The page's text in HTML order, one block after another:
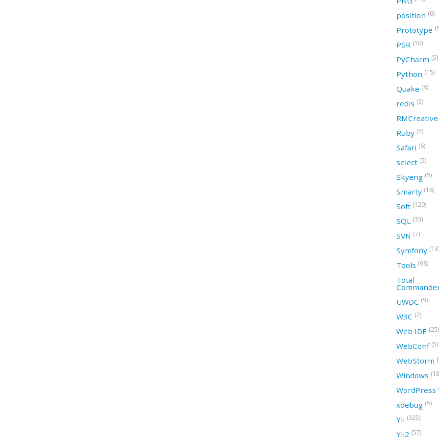
position (6)
Prototype
PSR (10)
PyCharm (5)
Python (15)
Quake (8)
redis (5)
RMCreative
Ruby (5)
Safari (6)
select (5)
Skyeng (5)
Smarty (16)
Soft (129)
SQL (33)
SVN (7)
Symfony (13)
Tools (98)
Total
UWDC (9)
W3C (7)
Web IDE (25)
WebConf (5)
WebStorm
Windows
WordPress
xdebug (5)
Yii (325)
Yii2 (57)